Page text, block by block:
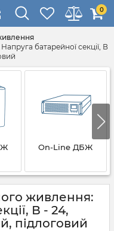
0
батарейної секції, В
On-Line ДБЖ
живлення:
В - 24,
підлоговий